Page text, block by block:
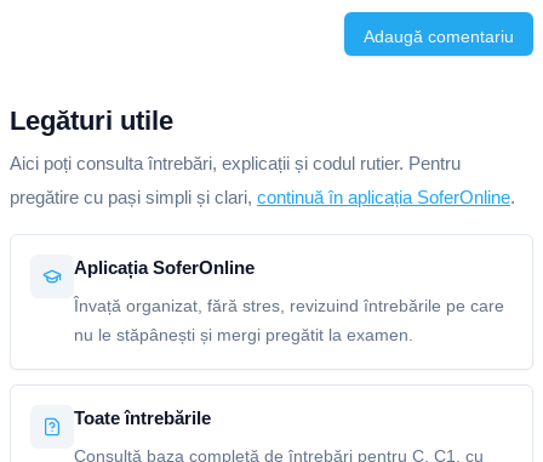
Adaugă comentariu
Legături utile
Aici poți consulta întrebări, explicații și codul rutier. Pentru
pregătire cu pași simpli și clari, continuă în aplicația SoferOnline.
Aplicația SoferOnline
Învață organizat, fără stres, revizuind întrebările pe care
nu le stăpânești și mergi pregătit la examen.
Toate întrebările
Consultă baza completă de întrebări pentru C, C1, cu